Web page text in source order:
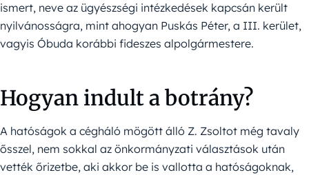
ismert, neve az ügyészségi intézkedések kapcsán került
nyilvánosságra, mint ahogyan Puskás Péter, a III. kerület,
vagyis Óbuda korábbi fideszes alpolgármestere.
Hogyan indult a botrány?
A hatóságok a cégháló mögött álló Z. Zsoltot még tavaly
ősszel, nem sokkal az önkormányzati választások után
vették őrizetbe, aki akkor be is vallotta a hatóságoknak,